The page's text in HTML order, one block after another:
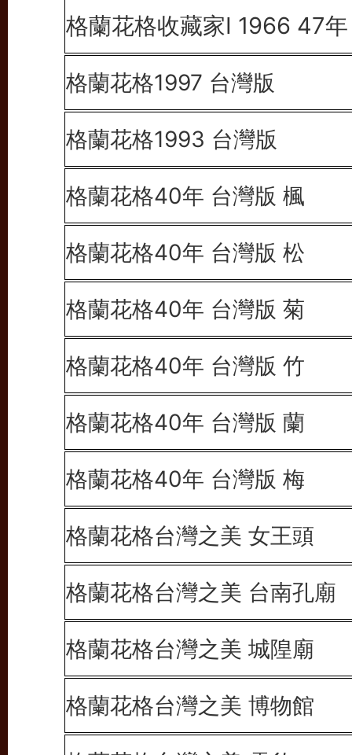
格蘭花格收藏家Ⅰ 1966 47年
格蘭花格1997 台灣版
格蘭花格1993 台灣版
格蘭花格40年 台灣版 楓
格蘭花格40年 台灣版 松
格蘭花格40年 台灣版 菊
格蘭花格40年 台灣版 竹
格蘭花格40年 台灣版 蘭
格蘭花格40年 台灣版 梅
格蘭花格台灣之美 女王頭
格蘭花格台灣之美 台南孔廟
格蘭花格台灣之美 城隍廟
格蘭花格台灣之美 博物館